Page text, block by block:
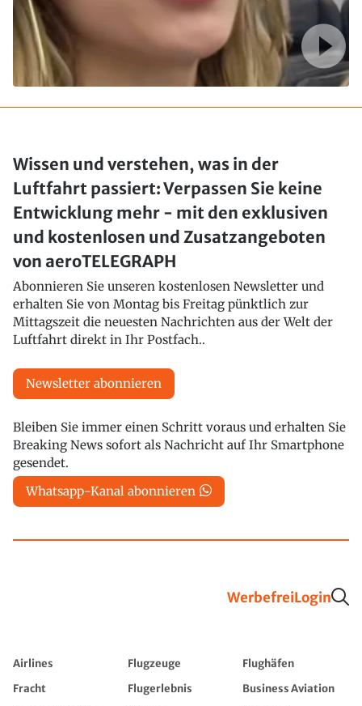
Wissen und verstehen, was in der
Luftfahrt passiert: Verpassen Sie keine
Entwicklung mehr - mit den exklusiven
und kostenlosen und Zusatzangeboten
von aeroTELEGRAPH
Abonnieren Sie unseren kostenlosen Newsletter und
erhalten Sie von Montag bis Freitag pünktlich zur
Mittagszeit die neuesten Nachrichten aus der Welt der
Luftfahrt direkt in Ihr Postfach..
Newsletter abonnieren
Bleiben Sie immer einen Schritt voraus und erhalten Sie
Breaking News sofort als Nachricht auf Ihr Smartphone
gesendet.
Whatsapp-Kanal abonnieren
WerbefreiLogin
Airlines Flugzeuge
Flughäfen
Fracht
Flugerlebnis
Business Aviation